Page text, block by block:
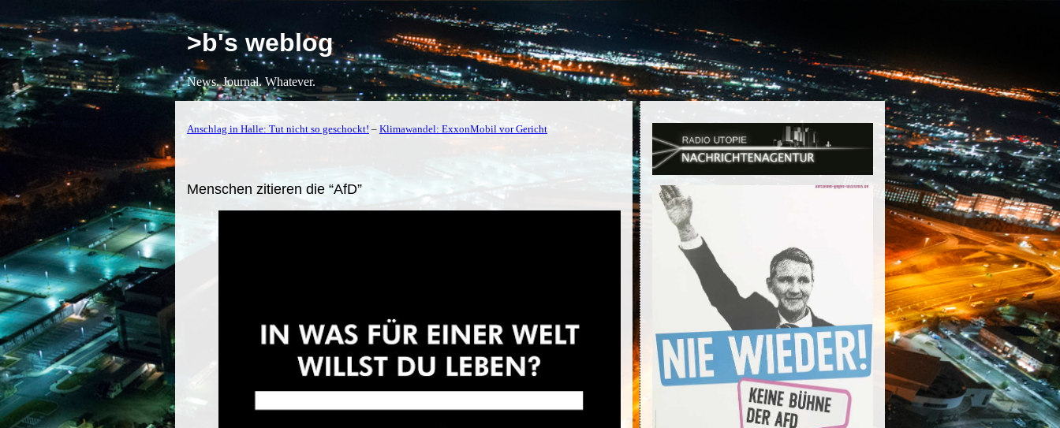
>b's weblog
News. Journal. Whatever.
Anschlag in Halle: Tut nicht so geschockt! – Klimawandel: ExxonMobil vor Gericht
Menschen zitieren die “AfD”